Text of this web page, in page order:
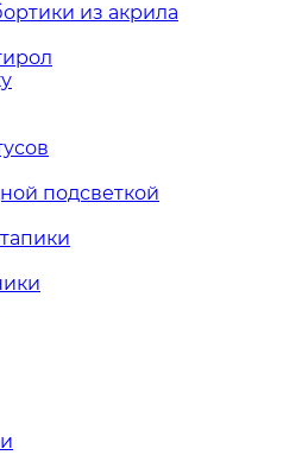
из акрила
подсветкой